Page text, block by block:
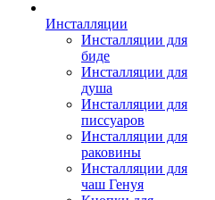
Инсталляции
Инсталляции для
биде
Инсталляции для
душа
Инсталляции для
писсуаров
Инсталляции для
раковины
Инсталляции для
чаш Генуя